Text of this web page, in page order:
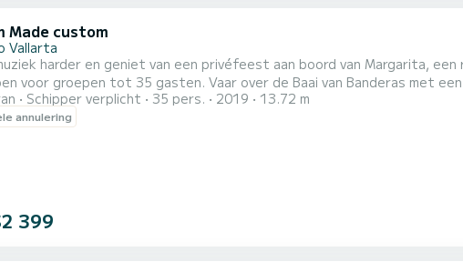
Made custom
Vallarta
harder en geniet van een privéfeest aan boord van Margarita,
gasten. Vaar over de Baai van Banderas met een professionele tweetalige kapitein en bemanning
van volop schaduwrijke ruimte, een DJ-klaar geluidssysteem en
snorkel in het heldere water, ga paddleboarden langs de kustlijn of
Schipper verplicht 35 pers. 2019 13.72 m
annulering
399